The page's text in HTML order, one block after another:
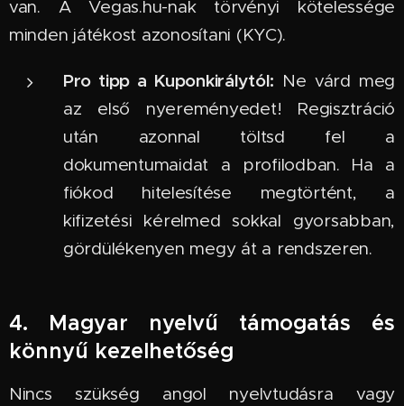
van. A Vegas.hu-nak törvényi kötelessége
minden játékost azonosítani (KYC).
Pro tipp a Kuponkirálytól: Ne várd meg
az első nyereményedet! Regisztráció
után azonnal töltsd fel a
dokumentumaidat a profilodban. Ha a
fiókod hitelesítése megtörtént, a
kifizetési kérelmed sokkal gyorsabban,
gördülékenyen megy át a rendszeren.
4. Magyar nyelvű támogatás és
könnyű kezelhetőség
Nincs szükség angol nyelvtudásra vagy